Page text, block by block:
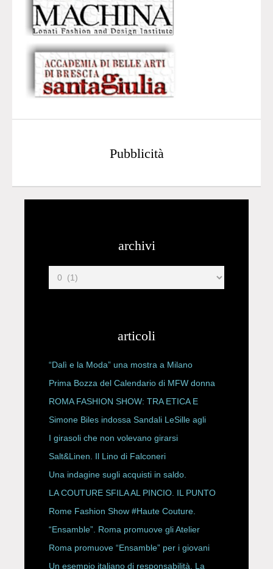
Pubblicità
archivi
articoli
“Dalì e la Moda” una mostra a Milano
Prima Bozza del Calendario di MFW donna
P/E 2027
ROMA FASHION SHOW: TRA ETICA E
HAUTE COUTURE
Simone Biles indossa Sandali LeSille agli
ESPY Awards 2026
I girasoli che non volevano girarsi
Salt&Linen. Il Lino di Falconeri
Una indagine sugli acquisti in saldo.
LA COUTURE SFILA AL PINCIO. IL PUNTO
CON ALESSANDRO ONORATO E
ROBERTA ANGELILLI
Rome Fashion Show #Haute Couture.
“Ensamble”. Roma promuove gli Atelier
Storici
Roma promuove “Ensamble” per i giovani
Un esempio italiano di responsabilità. La